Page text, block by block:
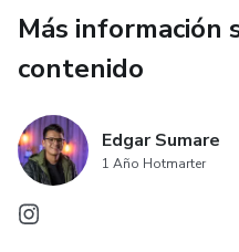
Más información
contenido
Edgar Sumare
1 Año Hotmarter